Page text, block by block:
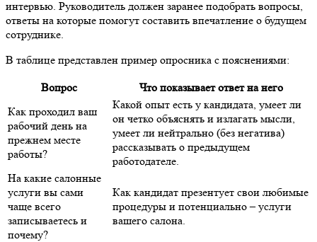
интервью. Руководитель должен заранее подобрать вопросы,
ответы на которые помогут составить впечатление о будущем
сотруднике.
В таблице представлен пример опросника с пояснениями:
Вопрос
Что показывает ответ на него
Как проходил ваш
рабочий день на
прежнем месте
работы?
Какой опыт есть у кандидата, умеет ли
он четко объяснять и излагать мысли,
умеет ли нейтрально (без негатива)
рассказывать о предыдущем
работодателе.
На какие салонные
услуги вы сами
чаще всего
записываетесь и
почему?
Как кандидат презентует свои любимые
процедуры и потенциально – услуги
вашего салона.